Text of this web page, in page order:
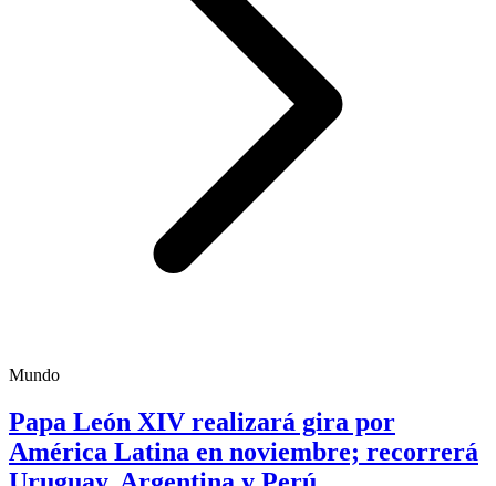
Mundo
Papa León XIV realizará gira por
América Latina en noviembre; recorrerá